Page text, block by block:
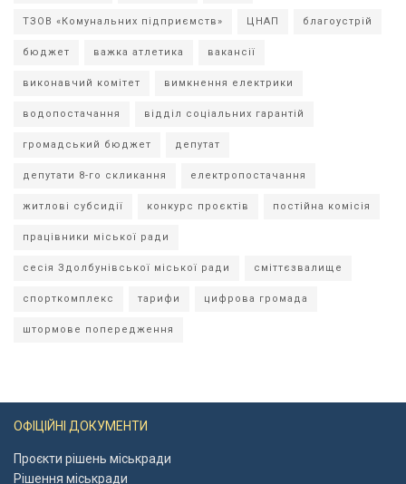
ТЗОВ «Комунальних підприємств» ЦНАП благоустрій
бюджет важка атлетика вакансії
виконавчий комітет вимкнення електрики
водопостачання відділ соціальних гарантій
громадський бюджет депутат
депутати 8-го скликання електропостачання
житлові субсидії конкурс проєктів постійна комісія
працівники міської ради
сесія Здолбунівської міської ради сміттєзвалище
спорткомплекс тарифи цифрова громада
штормове попередження
ОФІЦІЙНІ ДОКУМЕНТИ
Проєкти рішень міськради
Рішення міськради